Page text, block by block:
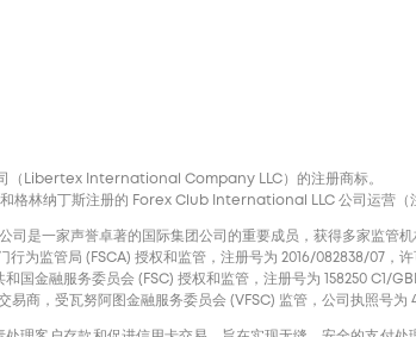
（Libertex International Company LLC）的注册商标。
格林纳丁斯注册的 Forex Club International LLC 公司运营（注
是一家声誉卓著的国际集团公司的重要成员，获得多家监管机
为监管局 (FSCA) 授权和监管，注册号为 2016/082838/07，许
国金融服务委员会 (FSC) 授权和监管，注册号为 158250 C1/
商，受瓦努阿图金融服务委员会 (VFSC) 监管，公司执照号为